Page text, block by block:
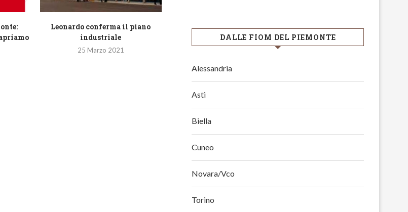
Leonardo conferma il piano
industriale
25 Marzo 2021
HANON SYSTEMS
RINUNCIA AL GREEN
DALLE FIOM DEL PIEMONTE
Alessandria
Asti
Biella
Cuneo
Novara/Vco
Torino